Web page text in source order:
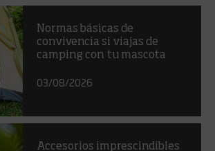
Normas básicas de
convivencia si viajas de
camping con tu mascota
03/08/2026
Accesorios imprescindibles